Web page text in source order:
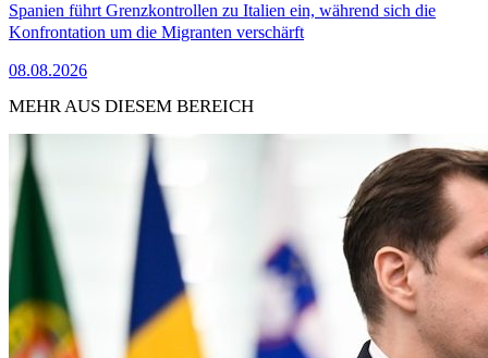
Spanien führt Grenzkontrollen zu Italien ein, während sich die
Konfrontation um die Migranten verschärft
08.08.2026
MEHR AUS DIESEM BEREICH